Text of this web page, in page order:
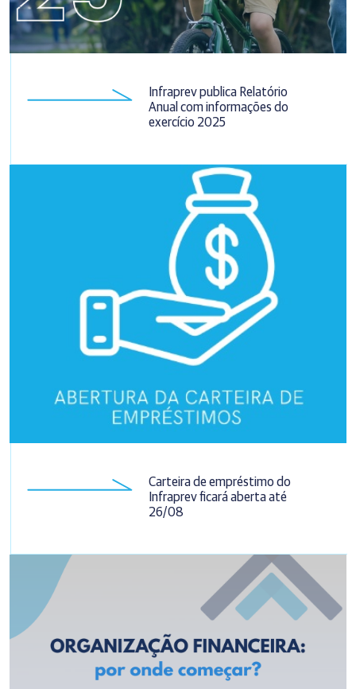
Infraprev publica Relatório
Anual com informações do
exercício 2025
Carteira de empréstimo do
Infraprev ficará aberta até
26/08